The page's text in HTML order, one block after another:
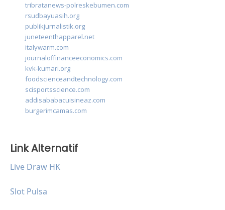
tribratanews-polreskebumen.com
rsudbayuasih.org
publikjurnalistik.org
juneteenthapparel.net
italywarm.com
journaloffinanceeconomics.com
kvk-kumari.org
foodscienceandtechnology.com
scisportsscience.com
addisababacuisineaz.com
burgerimcamas.com
Link Alternatif
Live Draw HK
Slot Pulsa